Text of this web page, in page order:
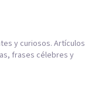
y curiosos. Artículos
frases célebres y